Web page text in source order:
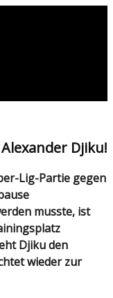
Djiku!
musste, ist
Djiku den
wieder zur